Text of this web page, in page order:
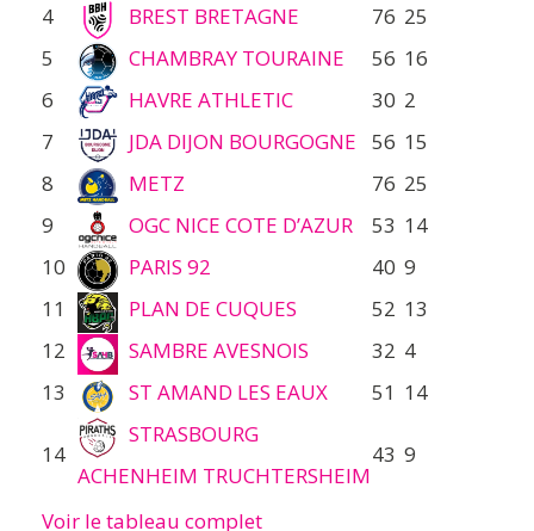
4
BREST BRETAGNE 76 25
5
CHAMBRAY TOURAINE 56 16
6
HAVRE ATHLETIC 30 2
7
JDA DIJON BOURGOGNE 56 15
8
METZ 76 25
9
OGC NICE COTE D’AZUR 53 14
10
PARIS 92 40 9
11
PLAN DE CUQUES 52 13
12
SAMBRE AVESNOIS 32 4
13
ST AMAND LES EAUX 51 14
14
STRASBOURG
ACHENHEIM TRUCHTERSHEIM
43 9
Voir le tableau complet